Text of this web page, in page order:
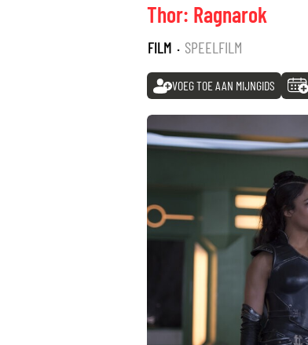
Thor: Ragnarok
FILM · SPEELFILM
VOEG TOE AAN MIJNGIDS